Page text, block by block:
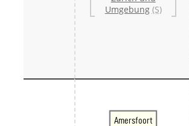
Umgebung (S)
Amersfoort